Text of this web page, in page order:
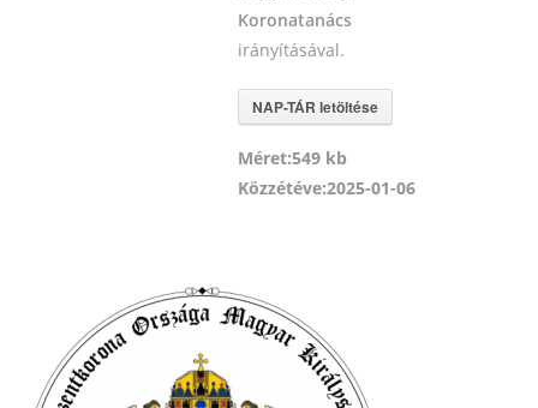
Koronatanács
irányításával.
NAP-TÁR letöltése
Méret:549 kb
Közzétéve:2025-01-06